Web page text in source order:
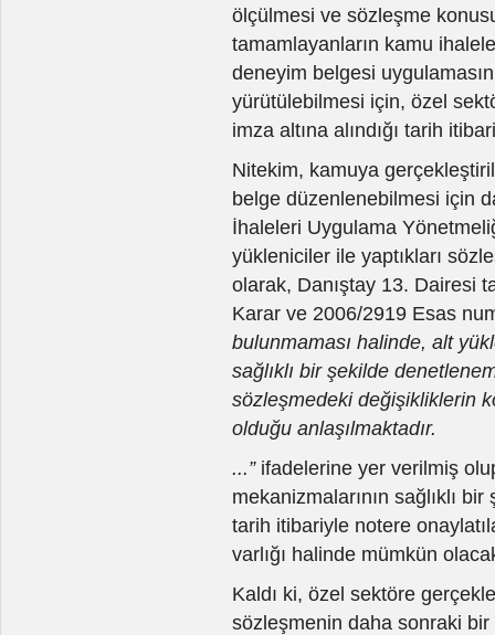
ölçülmesi ve sözleşme
tamamlayanların kamu
deneyim belgesi
yürütülebilmesi için, özel
imza altına alındığı tarih
Nitekim, kamuya
belge düzenlenebilmesi için
İhaleleri Uygulama
yükleniciler ile yaptıkları
olarak, Danıştay 13. Dairesi
Karar ve 2006/2919 Esas
bulunmaması halinde, alt
sağlıklı bir şekilde
sözleşmedeki değişikliklerin
olduğu anlaşılmaktadır.
...”ifadelerine yer verilmiş
mekanizmalarının sağlıklı
tarih itibariyle notere
varlığı halinde mümkün
Kaldı ki, özel sektöre
sözleşmenin daha sonraki